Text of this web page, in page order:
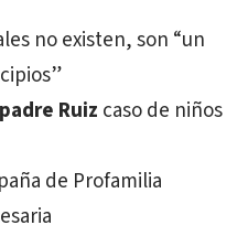
no existen, son “un
padre Ruiz caso de niños
de Profamilia